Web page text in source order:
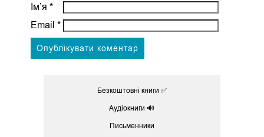
Ім’я *
Email *
Безкоштовні книги ✅
Аудіокниги 🔊
Письменники